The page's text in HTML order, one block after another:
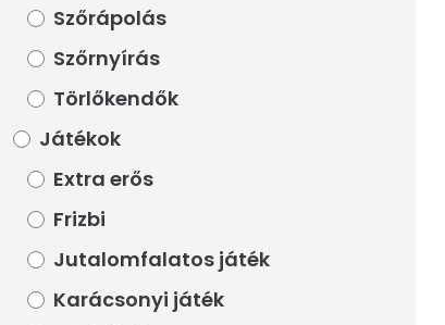
Szőrápolás
Szőrnyírás
Törlőkendők
Játékok
Extra erős
Frizbi
Jutalomfalatos játék
Karácsonyi játék
Szőrápolás
Szőrnyírás
Törlőkendők
Játékok
Extra erős
Frizbi
Jutalomfalatos játék
Karácsonyi játék